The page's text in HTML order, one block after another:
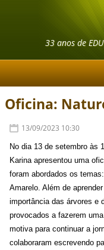
33 anos de
Oficina:
13/09/2023 10:30
No dia 13 de setembro às
Karina apresentou uma
foram abordados os
Amarelo. Além de
importância das árvores e
provocados a fazerem
motiva para continuar a
colaboraram escrevendo